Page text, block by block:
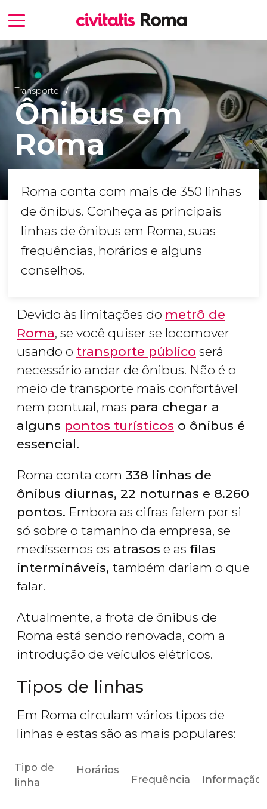
Transporte
Ônibus em
Roma
Roma conta com mais de 350 linhas
de ônibus. Conheça as principais
linhas de ônibus em Roma, suas
frequências, horários e alguns
conselhos.
Devido às limitações do metrô de
Roma, se você quiser se locomover
usando o transporte público será
necessário andar de ônibus. Não é o
meio de transporte mais confortável
nem pontual, mas para chegar a
alguns pontos turísticos o ônibus é
essencial.
Roma conta com 338 linhas de
ônibus diurnas, 22 noturnas e 8.260
pontos. Embora as cifras falem por si
só sobre o tamanho da empresa, se
medíssemos os atrasos e as filas
intermináveis, também dariam o que
falar.
Atualmente, a frota de ônibus de
Roma está sendo renovada, com a
introdução de veículos elétricos.
Tipos de linhas
Em Roma circulam vários tipos de
linhas e estas são as mais populares:
Tipo de
linha
Horários
Frequência
Informação